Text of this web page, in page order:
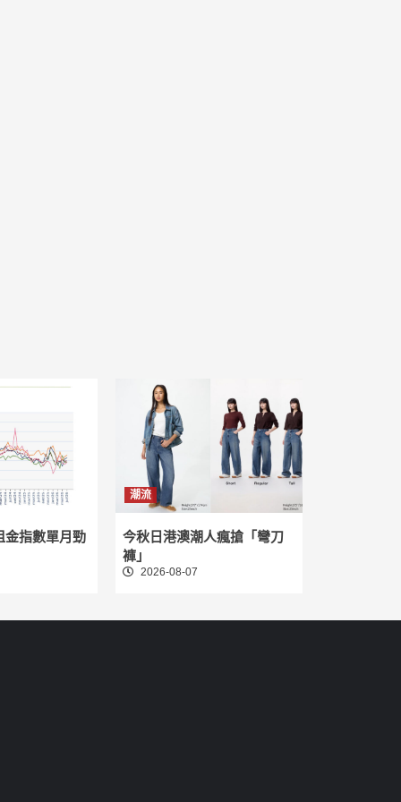
金指數單月勁
潮流
今秋日港澳潮人瘋搶「彎刀
褲」
2026-08-07